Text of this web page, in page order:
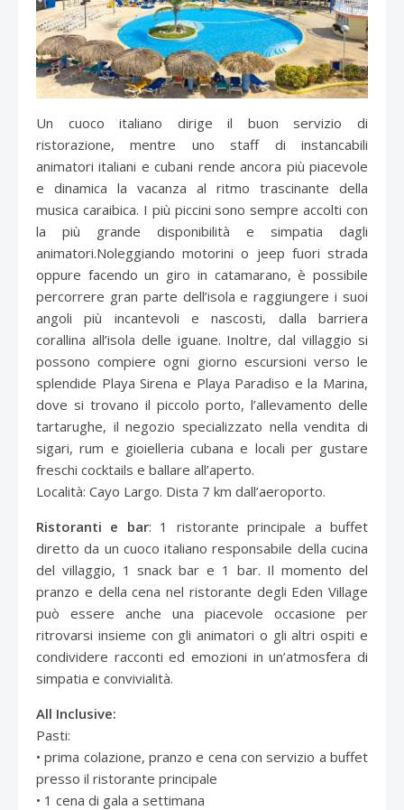
Un cuoco italiano dirige il buon servizio di
ristorazione, mentre uno staff di instancabili
animatori italiani e cubani rende ancora più piacevole
e dinamica la vacanza al ritmo trascinante della
musica caraibica. I più piccini sono sempre accolti con
la più grande disponibilità e simpatia dagli
animatori.Noleggiando motorini o jeep fuori strada
oppure facendo un giro in catamarano, è possibile
percorrere gran parte dell’isola e raggiungere i suoi
angoli più incantevoli e nascosti, dalla barriera
corallina all’isola delle iguane. Inoltre, dal villaggio si
possono compiere ogni giorno escursioni verso le
splendide Playa Sirena e Playa Paradiso e la Marina,
dove si trovano il piccolo porto, l’allevamento delle
tartarughe, il negozio specializzato nella vendita di
sigari, rum e gioielleria cubana e locali per gustare
freschi cocktails e ballare all’aperto.
Località: Cayo Largo. Dista 7 km dall’aeroporto.
Ristoranti e bar: 1 ristorante principale a buffet
diretto da un cuoco italiano responsabile della cucina
del villaggio, 1 snack bar e 1 bar. Il momento del
pranzo e della cena nel ristorante degli Eden Village
può essere anche una piacevole occasione per
ritrovarsi insieme con gli animatori o gli altri ospiti e
condividere racconti ed emozioni in un’atmosfera di
simpatia e convivialità.
All Inclusive:
Pasti:
• prima colazione, pranzo e cena con servizio a buffet
presso il ristorante principale
• 1 cena di gala a settimana